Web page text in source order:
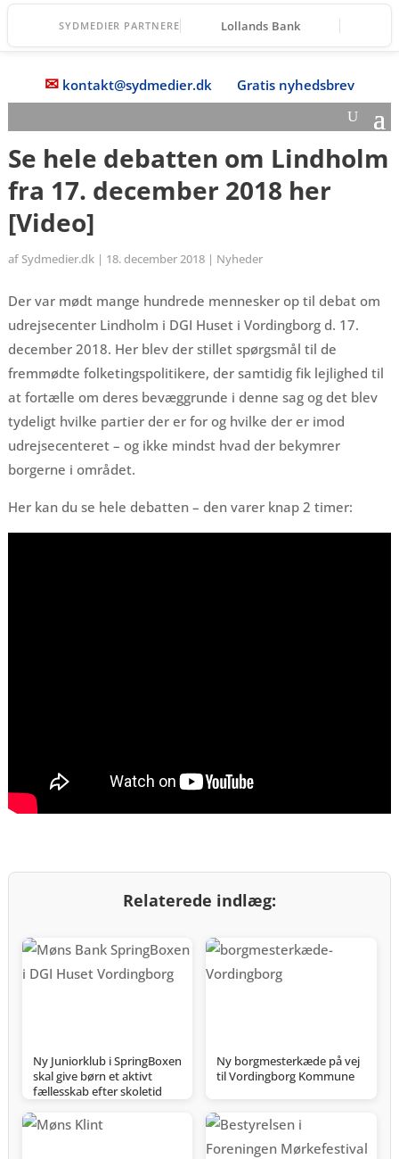
SYDMEDIER PARTNERE Lollands Bank
✉ kontakt@sydmedier.dk Gratis nyhedsbrev
Se hele debatten om Lindholm
fra 17. december 2018 her
[Video]
af Sydmedier.dk| 18. december 2018| Nyheder
Der var mødt mange hundrede mennesker op til debat om
udrejsecenter Lindholm i DGI Huset i Vordingborg d. 17.
december 2018. Her blev der stillet spørgsmål til de
fremmødte folketingspolitikere, der samtidig fik lejlighed til
at fortælle om deres bevæggrunde i denne sag og det blev
tydeligt hvilke partier der er for og hvilke der er imod
udrejsecenteret – og ikke mindst hvad der bekymrer
borgerne i området.
Her kan du se hele debatten – den varer knap 2 timer:
Relaterede indlæg:
Ny Juniorklub i SpringBoxen
skal give børn et aktivt
fællesskab efter skoletid
Ny borgmesterkæde på vej
til Vordingborg Kommune